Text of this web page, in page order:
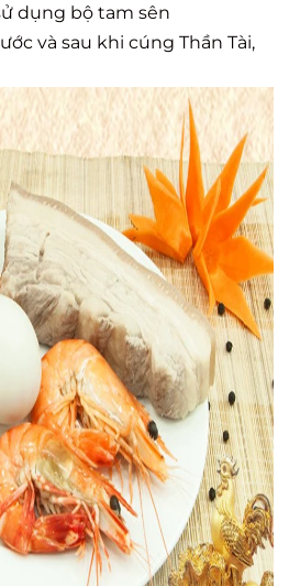
dụng bộ tam sên
và sau khi cúng Thần Tài,